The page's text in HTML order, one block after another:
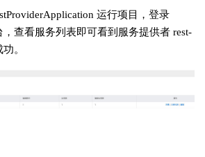
运行项目，登录
，查看服务列表即可看到服务提供者 rest-
。